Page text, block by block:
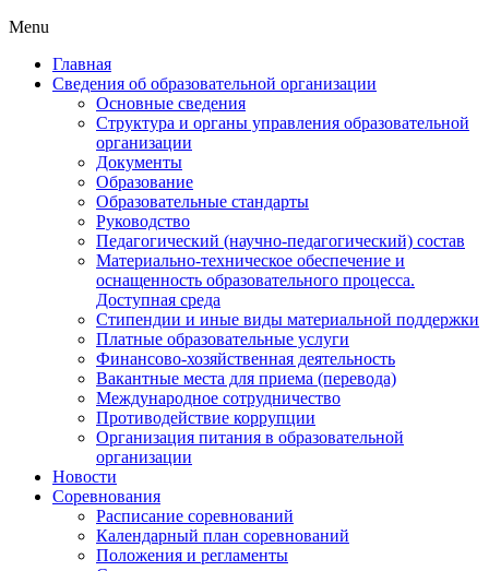
Menu
Главная
Сведения об образовательной организации
Основные сведения
Структура и органы управления образовательной
организации
Документы
Образование
Образовательные стандарты
Руководство
Педагогический (научно-педагогический) состав
Материально-техническое обеспечение и
оснащенность образовательного процесса.
Доступная среда
Стипендии и иные виды материальной поддержки
Платные образовательные услуги
Финансово-хозяйственная деятельность
Вакантные места для приема (перевода)
Международное сотрудничество
Противодействие коррупции
Организация питания в образовательной
организации
Новости
Соревнования
Расписание соревнований
Календарный план соревнований
Положения и регламенты